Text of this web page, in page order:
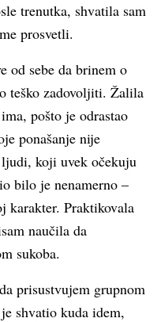
trenutka, shvatila sam
prosvetli.
od sebe da brinem o
teško zadovoljiti. Žalila
pošto je odrastao
ponašanje nije
koji uvek očekuju
bilo je nenamerno –
karakter. Praktikovala
naučila da
sukoba.
prisustvujem grupnom
shvatio kuda idem,